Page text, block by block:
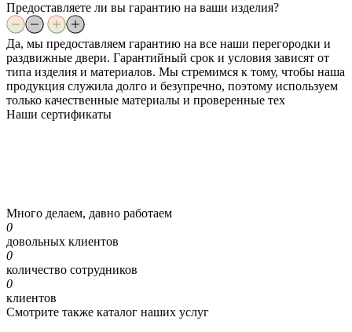
Предоставляете ли вы гарантию на ваши изделия?
Да, мы предоставляем гарантию на все наши перегородки и
раздвижные двери. Гарантийный срок и условия зависят от
типа изделия и материалов. Мы стремимся к тому, чтобы наша
продукция служила долго и безупречно, поэтому используем
только качественные материалы и проверенные тех
Наши сертификаты
Много делаем, давно работаем
0
довольных клиентов
0
количество сотрудников
0
клиентов
Смотрите также каталог наших услуг